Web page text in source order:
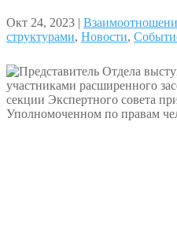
Окт 24, 2023 |
структурами, Новости,